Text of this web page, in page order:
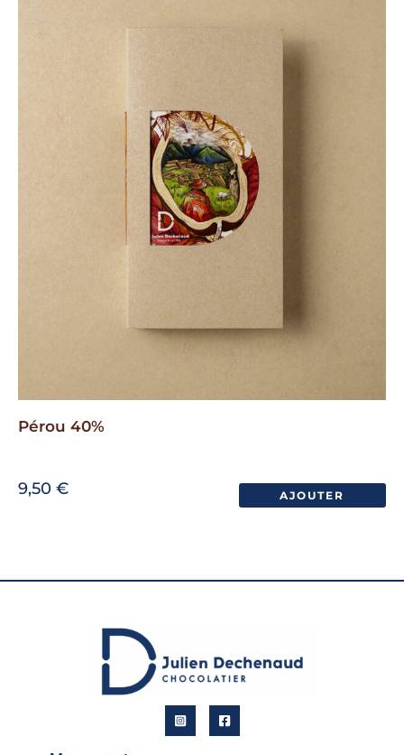
Pérou 40%
9,50 € AJOUTER